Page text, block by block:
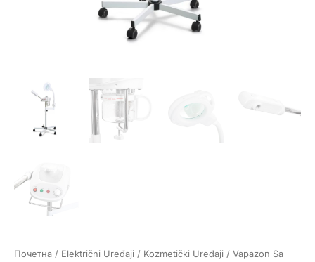
Почетна / Električni Uređaji / Kozmetički Uređaji / Vapazon Sa